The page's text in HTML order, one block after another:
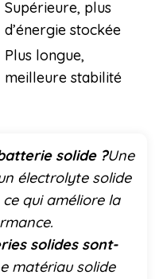
Supérieure, plus
d’énergie stockée
Plus longue,
meilleure stabilité
solide ?Une
électrolyte solide
ce qui améliore la
solides sont-
matériau solide